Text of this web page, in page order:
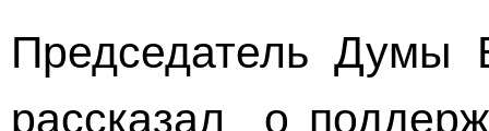
Председатель Думы
рассказал о